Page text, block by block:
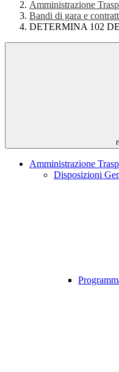
Amministrazione
Bandi di gara e
DETERMINA 102
Amministrazione
Disposizioni